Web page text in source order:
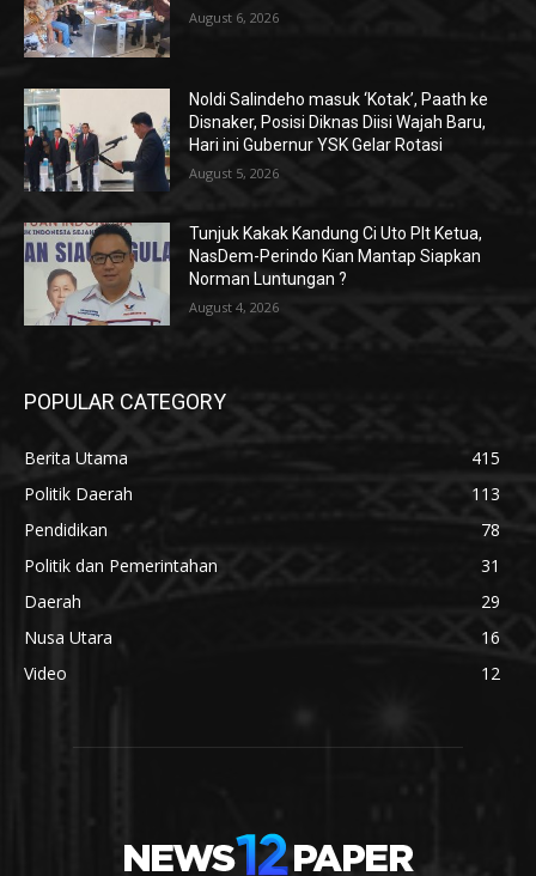
August 6, 2026
Noldi Salindeho masuk ‘Kotak’, Paath ke
Disnaker, Posisi Diknas Diisi Wajah Baru,
Hari ini Gubernur YSK Gelar Rotasi
August 5, 2026
Tunjuk Kakak Kandung Ci Uto Plt Ketua,
NasDem-Perindo Kian Mantap Siapkan
Norman Luntungan ?
August 4, 2026
POPULAR CATEGORY
Berita Utama
415
Politik Daerah
113
Pendidikan
78
Politik dan Pemerintahan
31
Daerah
29
Nusa Utara
16
Video
12